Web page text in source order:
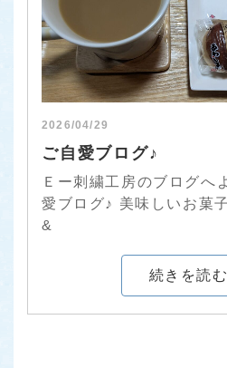
2026/04/29
ご自愛ブログ♪
Ｅー刺繍工房のブログ
愛ブログ♪ 美味しいお菓
&
続きを読